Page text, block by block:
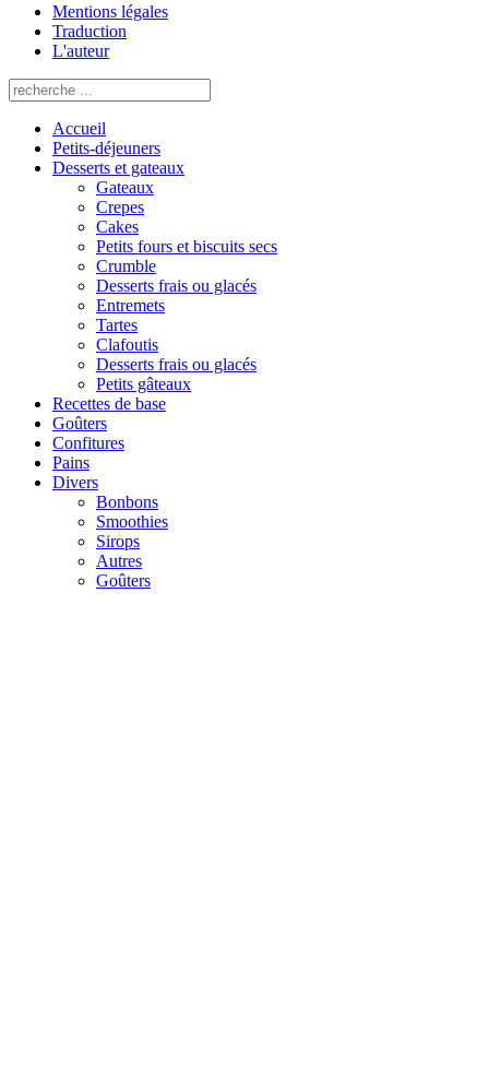
Mentions légales
Traduction
L'auteur
Accueil
Petits-déjeuners
Desserts et gateaux
Gateaux
Crepes
Cakes
Petits fours et biscuits secs
Crumble
Desserts frais ou glacés
Entremets
Tartes
Clafoutis
Desserts frais ou glacés
Petits gâteaux
Recettes de base
Goûters
Confitures
Pains
Divers
Bonbons
Smoothies
Sirops
Autres
Goûters